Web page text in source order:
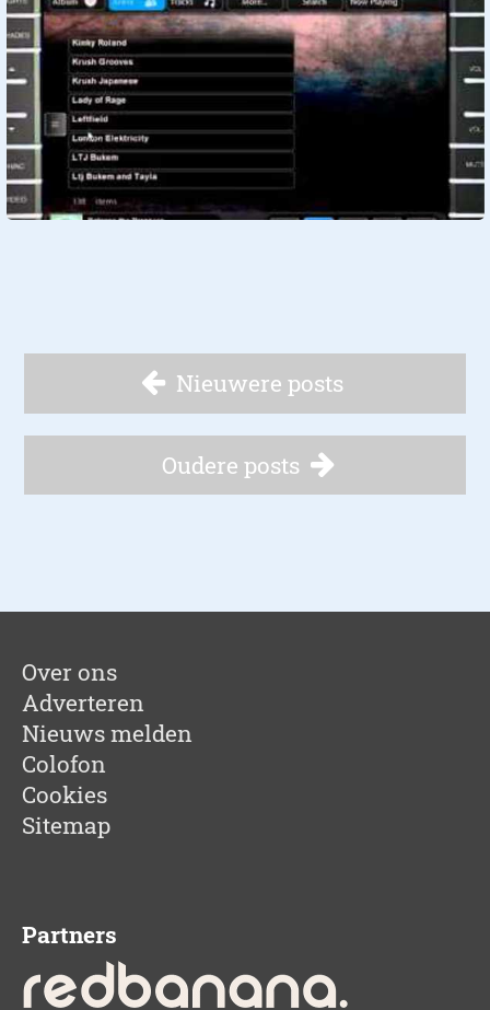
Nieuwere posts
Oudere posts
Over ons
Adverteren
Nieuws melden
Colofon
Cookies
Sitemap
Partners